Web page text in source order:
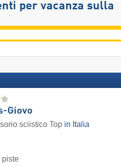
per vacanza sulla
Giovo
sciistico Top in Italia
piste